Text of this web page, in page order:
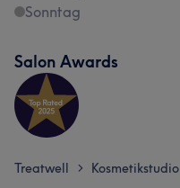
Sonntag
Salon Awards
Treatwell > Kosmetikstudio